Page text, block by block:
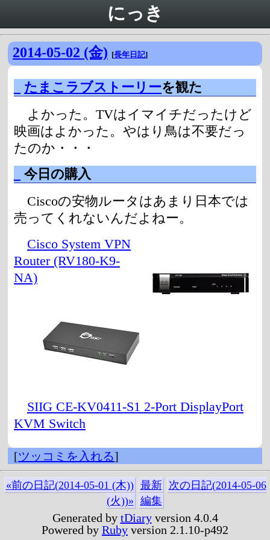
にっき
2014-05-02 (金) [長年日記]
たまこラブストーリーを観た
よかった。TVはイマイチだったけど
映画はよかった。やはり鳥は不要だっ
たのか・・・
今日の購入
Ciscoの安物ルータはあまり日本では
売ってくれないんだよねー。
Cisco System VPN
Router (RV180-K9-
NA)
SIIG CE-KV0411-S1 2-Port DisplayPort
KVM Switch
[ツッコミを入れる]
«前の日記(2014-05-01 (木)) 最新
次の日記(2014-05-06
(火))» 編集
Generated by tDiaryversion 4.0.4
Powered by Ruby version 2.1.10-p492